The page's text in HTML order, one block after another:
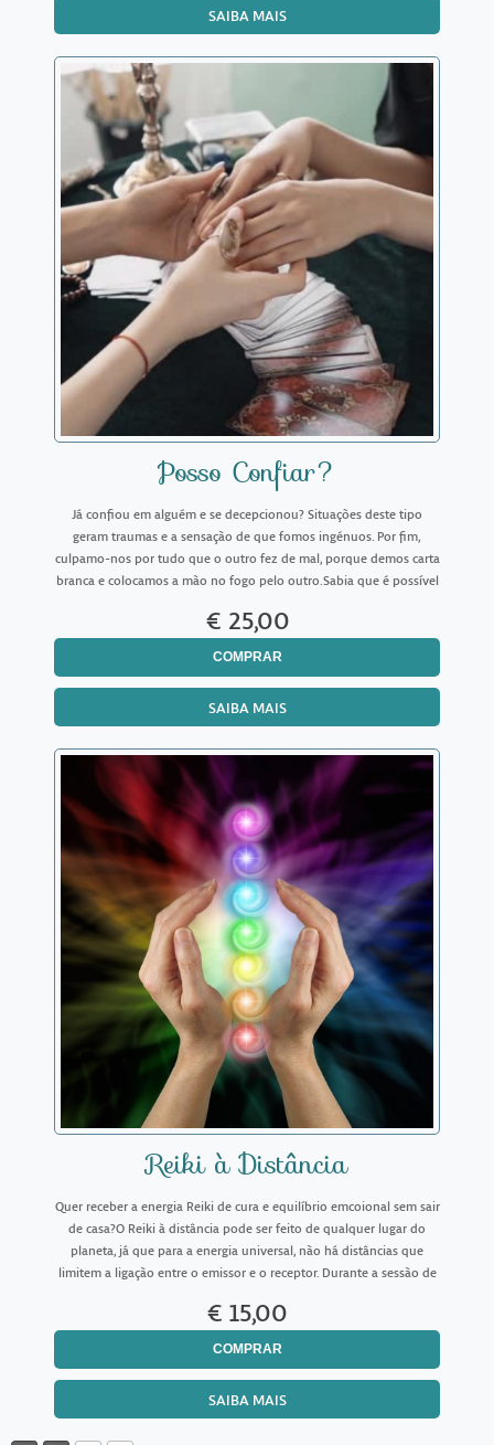
SAIBA MAIS
Posso Confiar?
Já confiou em alguém e se decepcionou? Situações deste tipo
geram traumas e a sensação de que fomos ingénuos. Por fim,
culpamo-nos por tudo que o outro fez de mal, porque demos carta
branca e colocamos a mão no fogo pelo outro.Sabia que é possível
€ 25,00
COMPRAR
SAIBA MAIS
Reiki à Distância
Quer receber a energia Reiki de cura e equilíbrio emcoional sem sair
de casa?O Reiki à distância pode ser feito de qualquer lugar do
planeta, já que para a energia universal, não há distâncias que
limitem a ligação entre o emissor e o receptor. Durante a sessão de
€ 15,00
COMPRAR
SAIBA MAIS